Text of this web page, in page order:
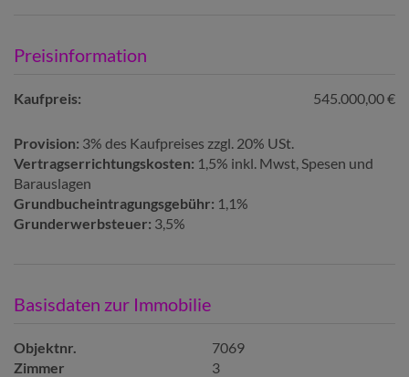
Preisinformation
Kaufpreis: 545.000,00 €
Provision: 3% des Kaufpreises zzgl. 20% USt.
Vertragserrichtungskosten: 1,5% inkl. Mwst, Spesen und
Barauslagen
Grundbucheintragungsgebühr: 1,1%
Grunderwerbsteuer: 3,5%
Basisdaten zur Immobilie
Objektnr.
7069
Zimmer
3